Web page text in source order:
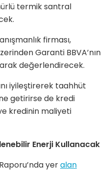
termik santral
firması,
Garanti BBVA’nın
değerlendirecek.
iyileştirerek taahhüt
getirirse de kredi
kredinin maliyeti
Enerji Kullanacak
yeralan